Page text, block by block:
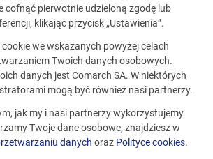
jest już
oferty
cofnąć pierwotnie udzieloną zgodę lub
klikając przycisk „Ustawienia”.
we wskazanych powyżej celach
Twoich danych osobowych.
danych jest Comarch SA. W niektórych
mogą być również nasi partnerzy.
jak my i nasi partnerzy wykorzystujemy
Twoje dane osobowe, znajdziesz w
danych oraz Polityce cookies.